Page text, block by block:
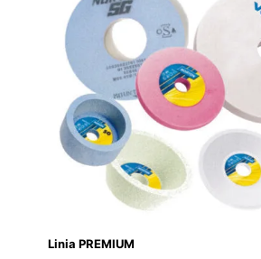
Linia PREMIUM